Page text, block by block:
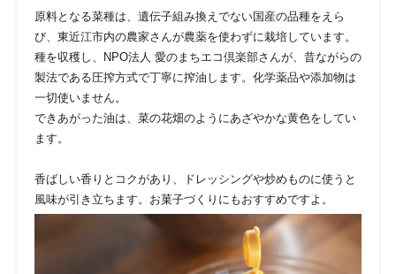
原料となる菜種は、遺伝子組み換えでない国産の品種をえら
び、東近江市内の農家さんが農薬を使わずに栽培しています。
種を収穫し、NPO法人 愛のまちエコ倶楽部さんが、昔ながらの
製法である圧搾方式で丁寧に搾油します。化学薬品や添加物は
一切使いません。
できあがった油は、菜の花畑のようにあざやかな黄色をしてい
ます。
香ばしい香りとコクがあり、ドレッシングや炒めものに使うと
風味が引き立ちます。お菓子づくりにもおすすめですよ。